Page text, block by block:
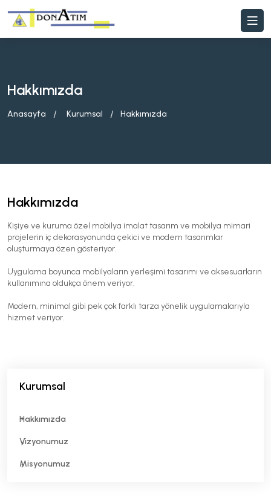
Hakkımızda
Anasayfa Kurumsal Hakkımızda
Hakkımızda
Kişiye ve kuruma özel mobilya imalat tasarım ve mobilya mimari
projelerin iç dekorasyonunda çekici ve modern tasarımlar
oluşturmaya özen gösteriyor.
Uygulama boyunca mobilyaların yerleşimi tasarımı ve aksesuarların
kullanımına oldukça önem veriyor.
Modern, minimal gibi pek çok farklı tarza yönelik uygulamalarıyla
hizmet veriyor.
Kurumsal
Hakkımızda
Vizyonumuz
Misyonumuz